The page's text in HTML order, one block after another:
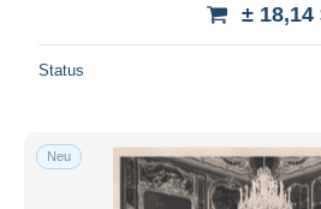
± 18,14
Status
Neu